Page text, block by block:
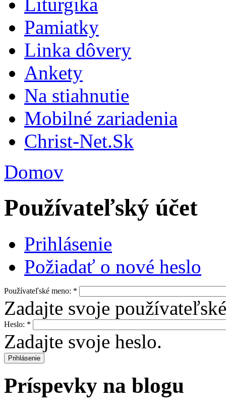
Pamiatky
Linka dôvery
Ankety
Na stiahnutie
Mobilné zariadenia
Christ-Net.Sk
Domov
Používateľský účet
Prihlásenie
Požiadať o nové heslo
Používateľské meno: *
Zadajte svoje
Heslo: *
Zadajte svoje heslo.
Príspevky na blogu